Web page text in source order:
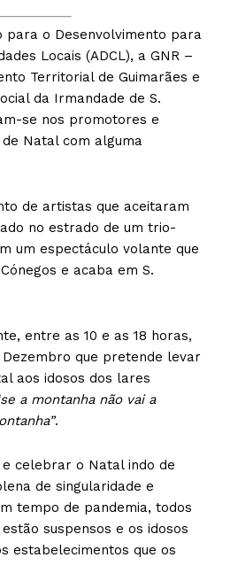
para o Desenvolvimento para
Locais (ADCL), a GNR –
Territorial de Guimarães e
da Irmandade de S.
se nos promotores e
Natal com alguma
de artistas que aceitaram
no estrado de um trio-
um espectáculo volante que
e acaba em S.
entre as 10 e as 18 horas,
Dezembro que pretende levar
aos idosos dos lares
a montanha não vai a
.
celebrar o Natal indo de
de singularidade e
tempo de pandemia, todos
suspensos e os idosos
estabelecimentos que os